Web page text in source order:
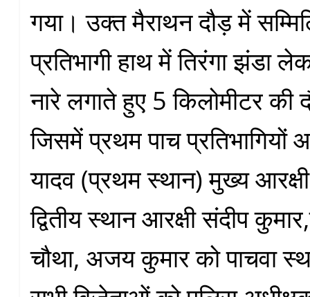
गया। उक्त मैराथन दौड़ में
प्रतिभागी हाथ में तिरंगा झंडा
नारे लगाते हुए 5 किलोमीटर की
जिसमें प्रथम पाच प्रतिभागियों
यादव (प्रथम स्थान) मुख्य
द्वितीय स्थान आरक्षी संदीप
चौथा, अजय कुमार को पाचवा